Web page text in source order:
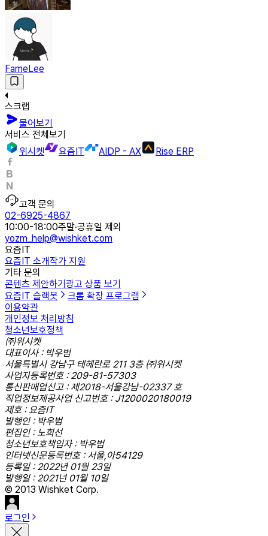
FameLee
스크랩
물어보기
서비스 전체보기
위시켓
요즘IT AIDP - AX Rise ERP
고객 문의
02-6925-4867
10:00-18:00주말·공휴일 제외
yozm_help@wishket.com
요즘IT
요즘IT 소개작가 지원
기타 문의
콘텐츠 제안하기 광고 상품 보기
요즘IT 슬랙봇
크롬 확장 프로그램
이용약관
개인정보 처리방침
청소년보호정책
㈜위시켓
대표이사 : 박우범
서울특별시 강남구 테헤란로 211 3층 ㈜위시켓
사업자등록번호 : 209-81-57303
통신판매업신고 : 제2018-서울강남-02337 호
직업정보제공사업 신고번호 : J1200020180019
제호 : 요즘IT
발행인 : 박우범
편집인 : 노희선
청소년보호책임자 : 박우범
인터넷신문등록번호 : 서울,아54129
등록일 : 2022년 01월 23일
발행일 : 2021년 01월 10일
© 2013 Wishket Corp.
로그인